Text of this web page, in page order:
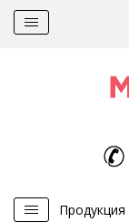
Продукция